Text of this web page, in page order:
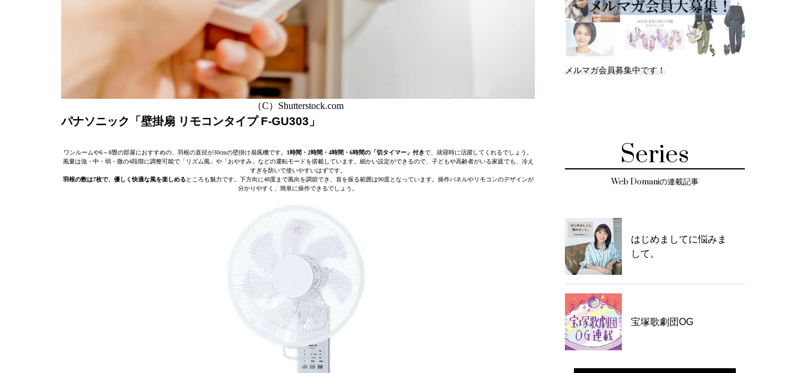
（C）Shutterstock.com
パナソニック「壁掛扇 リモコンタイプ F-GU303」
ワンルームや6～8畳の部屋におすすめの、羽根の直径が30cmの壁掛け扇風機です。 1時間・2時間・4時間・6時間の「切タイマー」付きで、就寝時に活躍してくれるでしょう。
風量は強・中・弱・微の4段階に調整可能で「リズム風」や「おやすみ」などの運転モードを搭載しています。細かい設定ができるので、子どもや高齢者がいる家庭でも、冷え
すぎを防いで使いやすいはずです。
羽根の数は7枚で、優しく快適な風を楽しめる ところも魅力です。下方向に48度まで風向を調節でき、首を振る範囲は90度となっています。操作パネルやリモコンのデザインが
分かりやすく、簡単に操作できるでしょう。
メルマガ会員募集中です！
Series
Web Domaniの連載記事
はじめましてに悩みま
して。
宝塚歌劇団OG